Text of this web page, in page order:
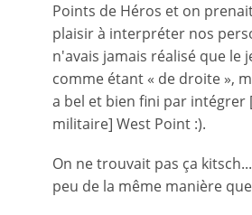
Points de Héros et on
plaisir à interpréter nos
n'avais jamais réalisé que le
comme étant « de droite »,
a bel et bien fini par intégrer
militaire] West Point :).
On ne trouvait pas ça
peu de la même manière que